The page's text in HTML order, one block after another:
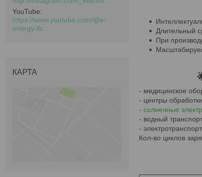
Длительный
При
- медицинское
- центры
- солнечные
- водный
- электротранспорт
Кол-во циклов
YouTube
https://www.youtube.com/@e-
energy-llc
КАРТА